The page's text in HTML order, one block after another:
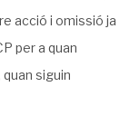
acció i omissió ja
per a quan
siguin